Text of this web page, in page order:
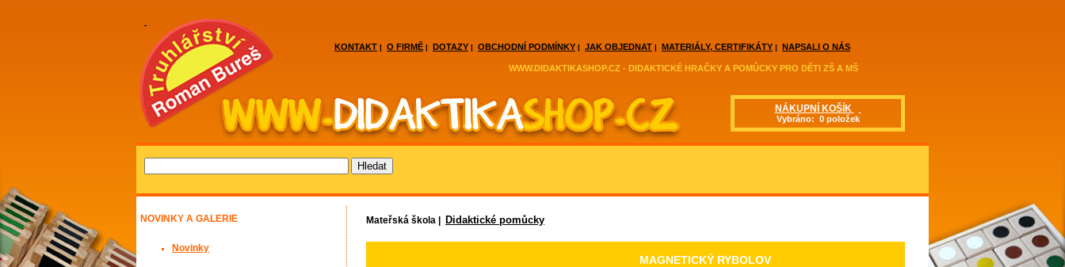
WWW.DIDAKTIKASHOP.CZ - DIDAKTICKÉ HRAČKY A POMŮCKY PRO DĚTI ZŠ A MŠ
KONTAKT | O FIRMĚ | DOTAZY | OBCHODNÍ PODMÍNKY | JAK OBJEDNAT | MATERIÁLY, CERTIFIKÁTY | NAPSALI O NÁS
NÁKUPNÍ KOŠÍK
Vybráno: 0 položek
Mateřská škola | Didaktické pomůcky
MAGNETICKÝ RYBOLOV
NOVINKY A GALERIE
Novinky